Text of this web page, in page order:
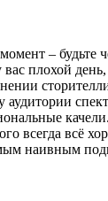
– будьте
вас плохой
всегда всё
наивным